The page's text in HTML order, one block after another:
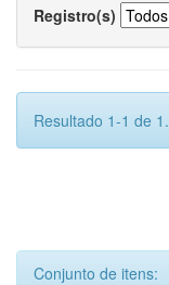
Registro(s)
Resultado 1-1 de 1.
Conjunto de itens: